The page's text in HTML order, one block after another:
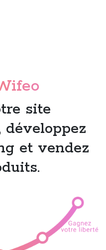
site
développez
et vendez